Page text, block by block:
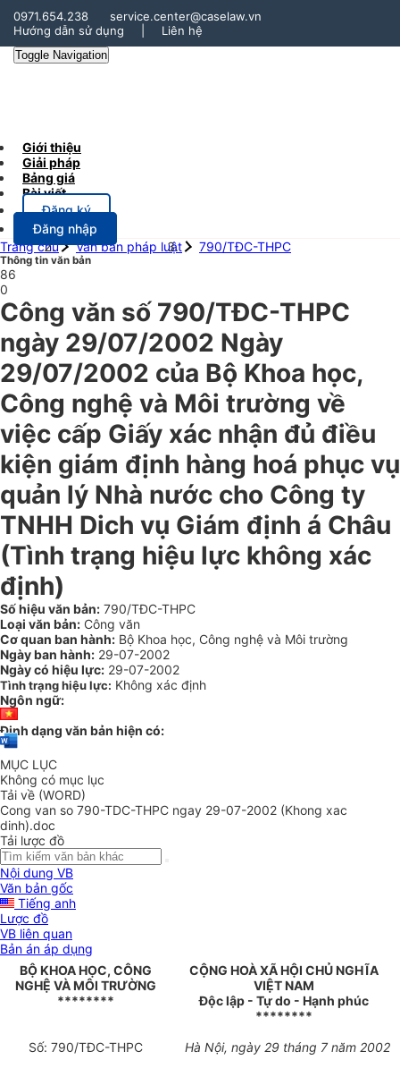
0971.654.238
service.center@caselaw.vn
Hướng dẫn sử dụng
Liên hệ
Toggle Navigation
Giới thiệu
Giải pháp
Bảng giá
Bài viết
Đăng ký
Đăng nhập
Trang chủ
Văn bản pháp luật 790/TĐC-THPC
Thông tin văn bản
86
0
Công văn số 790/TĐC-THPC
ngày 29/07/2002 Ngày
29/07/2002 của Bộ Khoa học,
Công nghệ và Môi trường về
việc cấp Giấy xác nhận đủ điều
kiện giám định hàng hoá phục vụ
quản lý Nhà nước cho Công ty
TNHH Dich vụ Giám định á Châu
(Tình trạng hiệu lực không xác
định)
Số hiệu văn bản: 790/TĐC-THPC
Loại văn bản: Công văn
Cơ quan ban hành: Bộ Khoa học, Công nghệ và Môi trường
Ngày ban hành: 29-07-2002
Ngày có hiệu lực: 29-07-2002
Tình trạng hiệu lực: Không xác định
Ngôn ngữ:
Định dạng văn bản hiện có:
MỤC LỤC
Không có mục lục
Tải về (WORD)
Cong van so 790-TDC-THPC ngay 29-07-2002 (Khong xac
dinh).doc
Tải lược đồ
Nội dung VB
Văn bản gốc
Tiếng anh
Lược đồ
VB liên quan
Bản án áp dụng
BỘ KHOA HỌC, CÔNG
NGHỆ VÀ MÔI TRƯỜNG
********
CỘNG HOÀ XÃ HỘI CHỦ NGHĨA
VIỆT NAM
Độc lập - Tự do - Hạnh phúc
********
Số: 790/TĐC-THPC Hà Nội, ngày 29 tháng 7 năm 2002